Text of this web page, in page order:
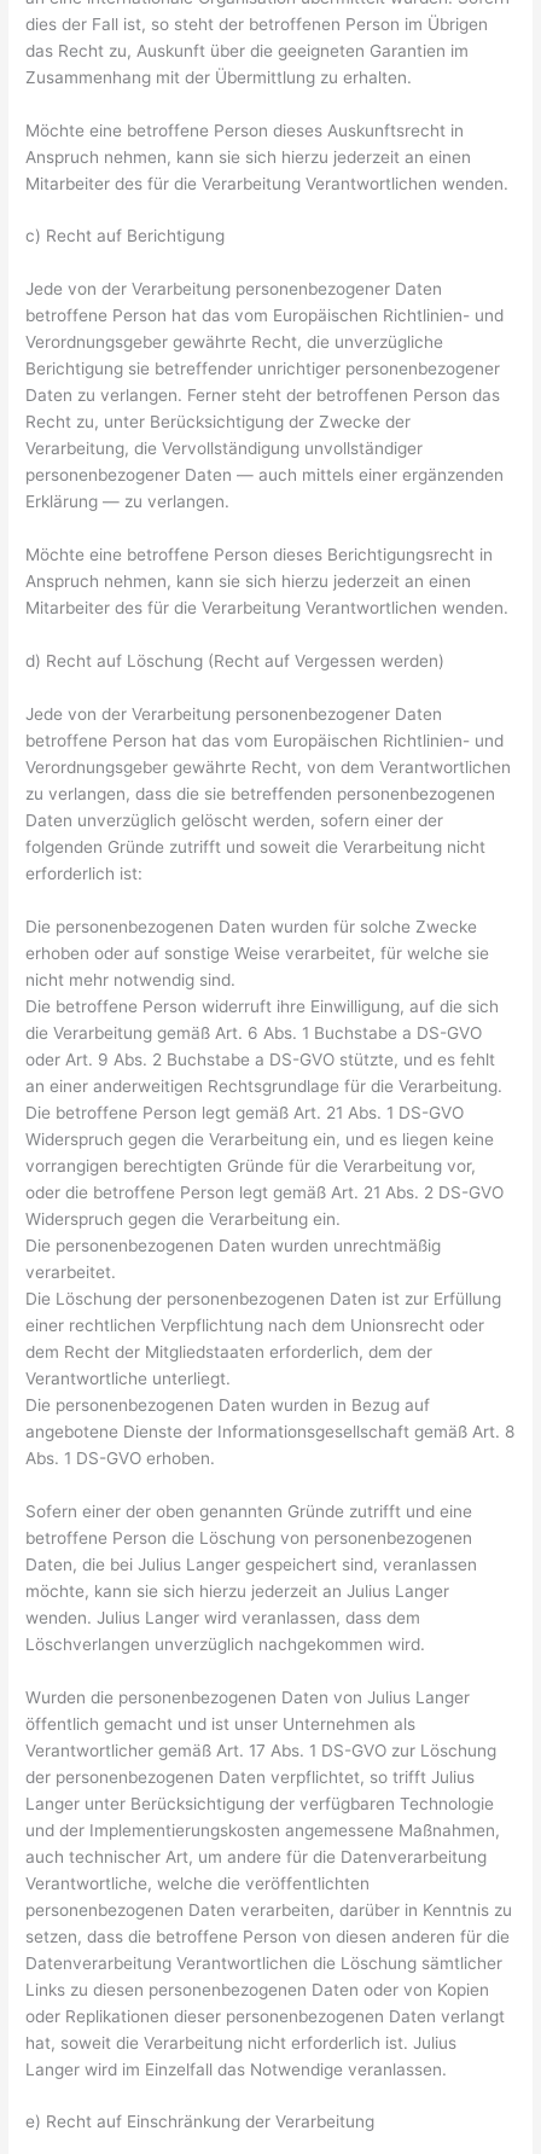
dies der Fall ist, so steht der betroffenen Person im Übrigen
das Recht zu, Auskunft über die geeigneten Garantien im
Zusammenhang mit der Übermittlung zu erhalten.
Möchte eine betroffene Person dieses Auskunftsrecht in
Anspruch nehmen, kann sie sich hierzu jederzeit an einen
Mitarbeiter des für die Verarbeitung Verantwortlichen wenden.
c) Recht auf Berichtigung
Jede von der Verarbeitung personenbezogener Daten
betroffene Person hat das vom Europäischen Richtlinien- und
Verordnungsgeber gewährte Recht, die unverzügliche
Berichtigung sie betreffender unrichtiger personenbezogener
Daten zu verlangen. Ferner steht der betroffenen Person das
Recht zu, unter Berücksichtigung der Zwecke der
Verarbeitung, die Vervollständigung unvollständiger
personenbezogener Daten — auch mittels einer ergänzenden
Erklärung — zu verlangen.
Möchte eine betroffene Person dieses Berichtigungsrecht in
Anspruch nehmen, kann sie sich hierzu jederzeit an einen
Mitarbeiter des für die Verarbeitung Verantwortlichen wenden.
d) Recht auf Löschung (Recht auf Vergessen werden)
Jede von der Verarbeitung personenbezogener Daten
betroffene Person hat das vom Europäischen Richtlinien- und
Verordnungsgeber gewährte Recht, von dem Verantwortlichen
zu verlangen, dass die sie betreffenden personenbezogenen
Daten unverzüglich gelöscht werden, sofern einer der
folgenden Gründe zutrifft und soweit die Verarbeitung nicht
erforderlich ist:
Die personenbezogenen Daten wurden für solche Zwecke
erhoben oder auf sonstige Weise verarbeitet, für welche sie
nicht mehr notwendig sind.
Die betroffene Person widerruft ihre Einwilligung, auf die sich
die Verarbeitung gemäß Art. 6 Abs. 1 Buchstabe a DS-GVO
oder Art. 9 Abs. 2 Buchstabe a DS-GVO stützte, und es fehlt
an einer anderweitigen Rechtsgrundlage für die Verarbeitung.
Die betroffene Person legt gemäß Art. 21 Abs. 1 DS-GVO
Widerspruch gegen die Verarbeitung ein, und es liegen keine
vorrangigen berechtigten Gründe für die Verarbeitung vor,
oder die betroffene Person legt gemäß Art. 21 Abs. 2 DS-GVO
Widerspruch gegen die Verarbeitung ein.
Die personenbezogenen Daten wurden unrechtmäßig
verarbeitet.
Die Löschung der personenbezogenen Daten ist zur Erfüllung
einer rechtlichen Verpflichtung nach dem Unionsrecht oder
dem Recht der Mitgliedstaaten erforderlich, dem der
Verantwortliche unterliegt.
Die personenbezogenen Daten wurden in Bezug auf
angebotene Dienste der Informationsgesellschaft gemäß Art. 8
Abs. 1 DS-GVO erhoben.
Sofern einer der oben genannten Gründe zutrifft und eine
betroffene Person die Löschung von personenbezogenen
Daten, die bei Julius Langer gespeichert sind, veranlassen
möchte, kann sie sich hierzu jederzeit an Julius Langer
wenden. Julius Langer wird veranlassen, dass dem
Löschverlangen unverzüglich nachgekommen wird.
Wurden die personenbezogenen Daten von Julius Langer
öffentlich gemacht und ist unser Unternehmen als
Verantwortlicher gemäß Art. 17 Abs. 1 DS-GVO zur Löschung
der personenbezogenen Daten verpflichtet, so trifft Julius
Langer unter Berücksichtigung der verfügbaren Technologie
und der Implementierungskosten angemessene Maßnahmen,
auch technischer Art, um andere für die Datenverarbeitung
Verantwortliche, welche die veröffentlichten
personenbezogenen Daten verarbeiten, darüber in Kenntnis zu
setzen, dass die betroffene Person von diesen anderen für die
Datenverarbeitung Verantwortlichen die Löschung sämtlicher
Links zu diesen personenbezogenen Daten oder von Kopien
oder Replikationen dieser personenbezogenen Daten verlangt
hat, soweit die Verarbeitung nicht erforderlich ist. Julius
Langer wird im Einzelfall das Notwendige veranlassen.
e) Recht auf Einschränkung der Verarbeitung